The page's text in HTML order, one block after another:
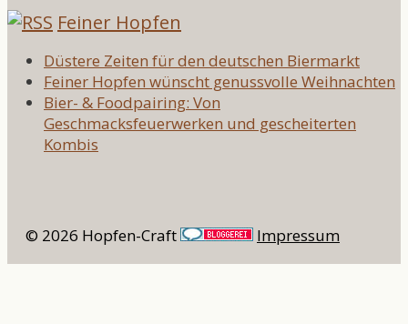
Feiner Hopfen
Düstere Zeiten für den deutschen Biermarkt
Feiner Hopfen wünscht genussvolle Weihnachten
Bier- & Foodpairing: Von
Geschmacksfeuerwerken und gescheiterten
Kombis
© 2026 Hopfen-Craft Impressum